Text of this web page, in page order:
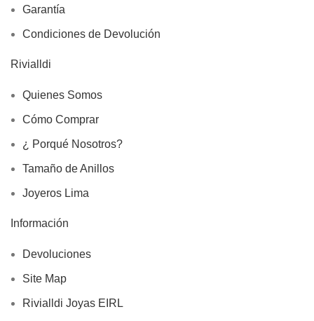
Garantía
Condiciones de Devolución
Rivialldi
Quienes Somos
Cómo Comprar
¿ Porqué Nosotros?
Tamaño de Anillos
Joyeros Lima
Información
Devoluciones
Site Map
Rivialldi Joyas EIRL